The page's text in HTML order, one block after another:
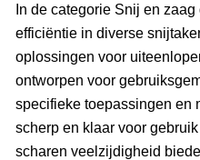
In de categorie Snij en
efficiëntie in diverse
oplossingen voor
ontworpen voor
specifieke toepassingen en
scherp en klaar voor
scharen veelzijdigheid